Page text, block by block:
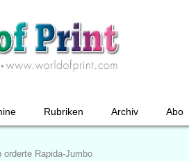
Rubriken Archiv Abo
orderte Rapida-Jumbo